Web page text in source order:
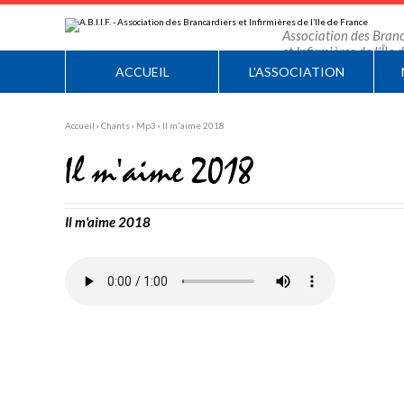
au
contenu.
Aller
personnels
Association des
et Infirmières de l'Île
ACCUEIL L'ASSOCIATION
Accueil › Chants› Mp3 › Il m'aime 2018
Il m'aime 2018
Il m'aime 2018